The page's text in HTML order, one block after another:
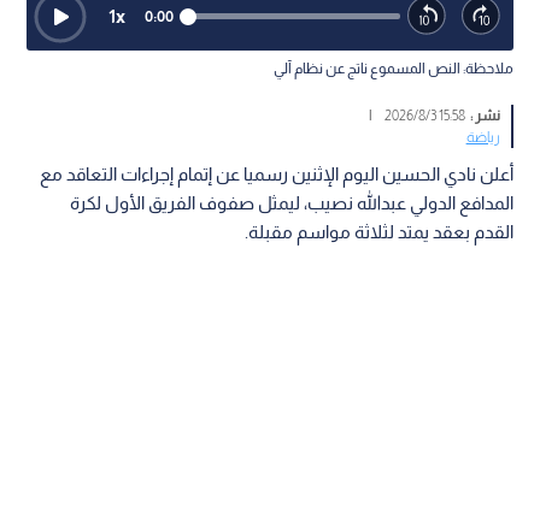
0:00
1x
ملاحظة: النص المسموع ناتج عن نظام آلي
نشر :15:58 2026/8/3
|
رياضة
أعلن نادي الحسين اليوم الإثنين رسميا عن إتمام إجراءات التعاقد مع
المدافع الدولي عبدالله نصيب، ليمثل صفوف الفريق الأول لكرة
القدم بعقد يمتد لثلاثة مواسم مقبلة.